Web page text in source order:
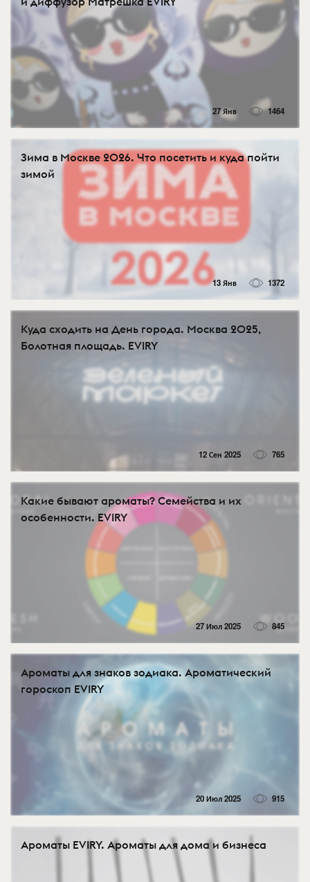
27 Янв 1464
Зима в Москве 2026. Что посетить и куда пойти
зимой
13 Янв 1372
Куда сходить на День города. Москва 2025,
Болотная площадь. EVIRY
12 Сен 2025 765
Какие бывают ароматы? Семейства и их
особенности. EVIRY
27 Июл 2025 845
Ароматы для знаков зодиака. Ароматический
гороскоп EVIRY
20 Июл 2025 915
Ароматы EVIRY. Ароматы для дома и бизнеса